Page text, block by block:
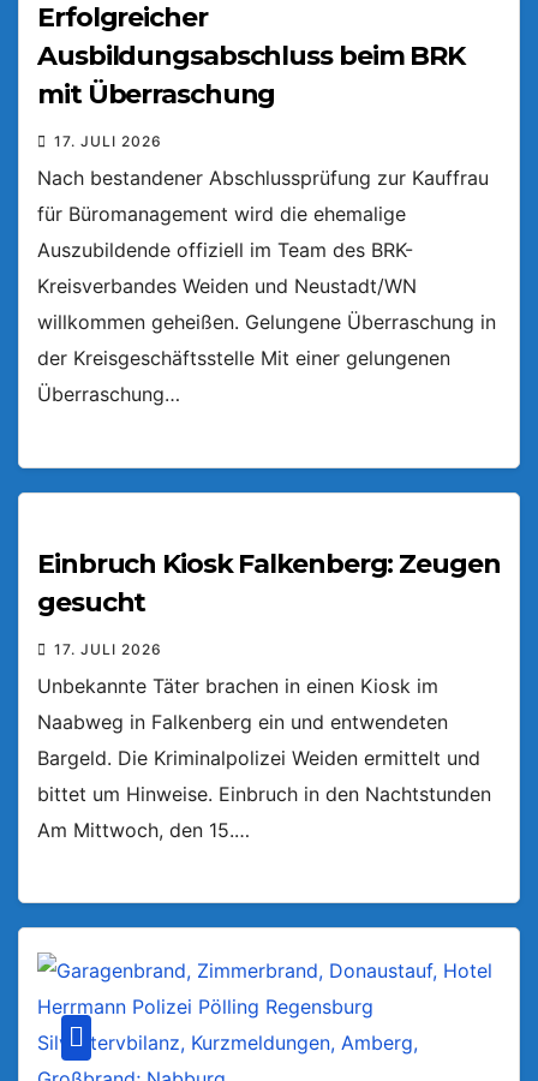
Erfolgreicher
Ausbildungsabschluss beim BRK
mit Überraschung
17. JULI 2026
Nach bestandener Abschlussprüfung zur Kauffrau
für Büromanagement wird die ehemalige
Auszubildende offiziell im Team des BRK-
Kreisverbandes Weiden und Neustadt/WN
willkommen geheißen. Gelungene Überraschung in
der Kreisgeschäftsstelle Mit einer gelungenen
Überraschung…
Einbruch Kiosk Falkenberg: Zeugen
gesucht
17. JULI 2026
Unbekannte Täter brachen in einen Kiosk im
Naabweg in Falkenberg ein und entwendeten
Bargeld. Die Kriminalpolizei Weiden ermittelt und
bittet um Hinweise. Einbruch in den Nachtstunden
Am Mittwoch, den 15.…